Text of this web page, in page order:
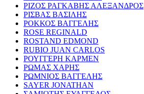
ΡΙΖΟΣ ΡΑΓΚΑΒΗΣ ΑΛΕΞΑΝΔΡΟΣ
ΡΙΣΒΑΣ ΒΑΣΙΛΗΣ
ΡΟΚΚΟΣ ΒΑΓΓΕΛΗΣ
ROSE REGINALD
ROSTAND EDMOND
RUBIO JUAN CARLOS
ΡΟΥΓΓΕΡΗ ΚΑΡΜΕΝ
ΡΩΜΑΣ ΧΑΡΗΣ
ΡΩΜΝΙΟΣ ΒΑΓΓΕΛΗΣ
SAYER JONATHAN